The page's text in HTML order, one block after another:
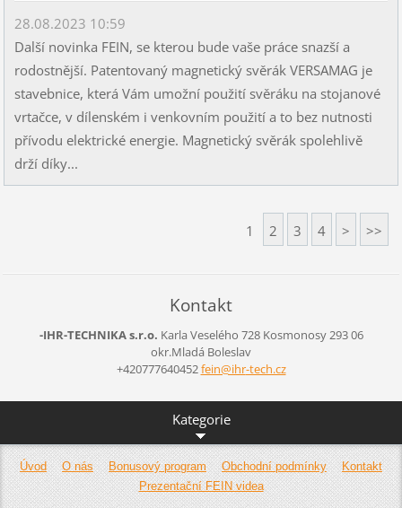
28.08.2023 10:59
Další novinka FEIN, se kterou bude vaše práce snazší a
rodostnější. Patentovaný magnetický svěrák VERSAMAG je
stavebnice, která Vám umožní použití svěráku na stojanové
vrtačce, v dílenském i venkovním použití a to bez nutnosti
přívodu elektrické energie. Magnetický svěrák spolehlivě
drží díky...
1 2 3 4 > >>
Kontakt
-IHR-TECHNIKA s.r.o. Karla Veselého 728Kosmonosy293 06
okr.Mladá Boleslav
+420777640452fein@ihr-tech.cz
Kategorie
Úvod O nás Bonusový program Obchodní podmínky
Kontakt
Prezentační FEIN videa